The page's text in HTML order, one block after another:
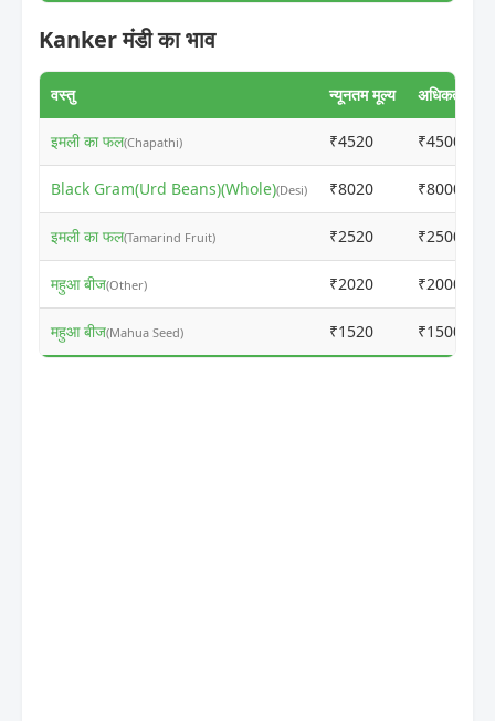
Kanker मंडी का भाव
वस्तु न्यूनतम मूल्य अधिकतम मूल्य
इमली का फल(Chapathi) ₹4520 ₹4500
Black Gram(Urd Beans)(Whole)(Desi) ₹8020 ₹8000
इमली का फल(Tamarind Fruit) ₹2520 ₹2500
महुआ बीज(Other) ₹2020 ₹2000
महुआ बीज(Mahua Seed) ₹1520 ₹1500